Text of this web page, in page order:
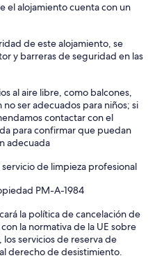
el alojamiento cuenta con un
de este alojamiento, se
y barreras de seguridad en las
al aire libre, como balcones,
ser adecuados para niños; si
contactar con el
para confirmar que puedan
adecuada
de limpieza profesional
PM-A-1984
la política de cancelación de
la normativa de la UE sobre
servicios de reserva de
derecho de desistimiento.